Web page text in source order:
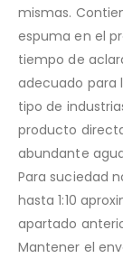
mismas.
espuma en el
tiempo de
adecuado para
tipo de
producto
abundante
Para suciedad
hasta 1:10
apartado
Mantener el